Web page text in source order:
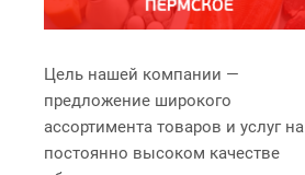
Цель нашей компании —
предложение широкого
ассортимента товаров и услуг на
постоянно высоком качестве